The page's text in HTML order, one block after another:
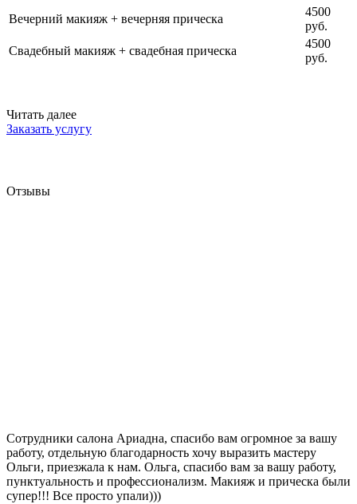
Вечерний макияж + вечерняя прическа
4500
руб.
Свадебный макияж + свадебная прическа
4500
руб.
Читать далее
Заказать услугу
Отзывы
Сотрудники салона Ариадна, спасибо вам огромное за вашу
работу, отдельную благодарность хочу выразить мастеру
Ольги, приезжала к нам. Ольга, спасибо вам за вашу работу,
пунктуальность и профессионализм. Макияж и прическа были
супер!!! Все просто упали)))